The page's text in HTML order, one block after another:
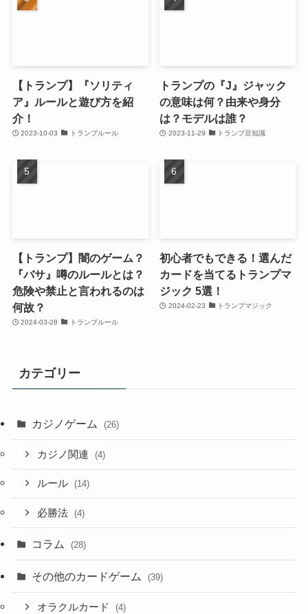
【トランプ】『ソリティ
ア』ルールと遊び方を紹
介！
2023-10-03 トランプルール
トランプの『J』ジャック
の意味は何？由来や身分
は？モデルは誰？
2023-11-29 トランプ豆知識
【トランプ】闇のゲーム？
『バサ』噂のルールとは？
危険や禁止と言われるのは
何故？
2024-03-28 トランプルール
初心者でもできる！選んだ
カードを当てるトランプマ
ジック 5選！
2024-02-23 トランプマジック
カテゴリー
カジノゲーム (26)
カジノ関連 (4)
ルール (14)
必勝法 (4)
コラム (28)
その他のカードゲーム (39)
オラクルカード (4)